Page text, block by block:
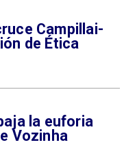
Campillai-
de Ética
la euforia
Vozinha